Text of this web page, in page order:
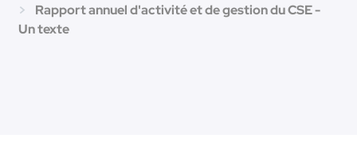
Rapport annuel d'activité et de gestion du CSE -
Un texte